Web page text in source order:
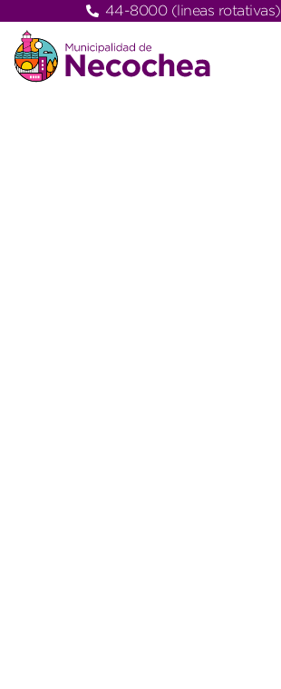
44-8000 (lineas rotativas)